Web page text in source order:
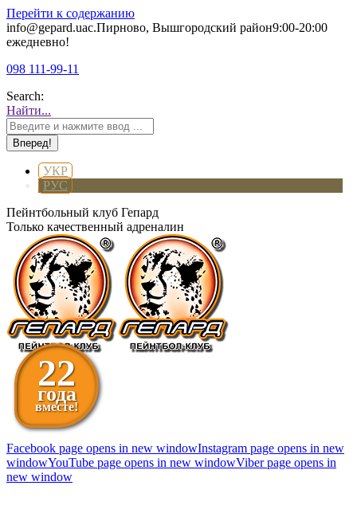
Перейти к содержанию
info@gepard.uaс.Пирново, Вышгородский район9:00-20:00
ежедневно!
098 111-99-11
Search:
Найти...
УКР
РУС
Пейнтбольный клуб Гепард
Только качественный адреналин
22
года
вместе!
Facebook page opens in new windowInstagram page opens in new
windowYouTube page opens in new windowViber page opens in
new window